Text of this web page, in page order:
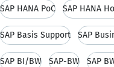
SAP HANA PoC SAP HANA
SAP Basis Support SAP
SAP BI/BW SAP-BW SAP